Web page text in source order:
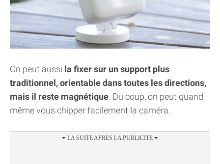
On peut aussi la fixer sur un support plus
traditionnel, orientable dans toutes les directions,
mais il reste magnétique. Du coup, on peut quand-
même vous chipper facilement la caméra.